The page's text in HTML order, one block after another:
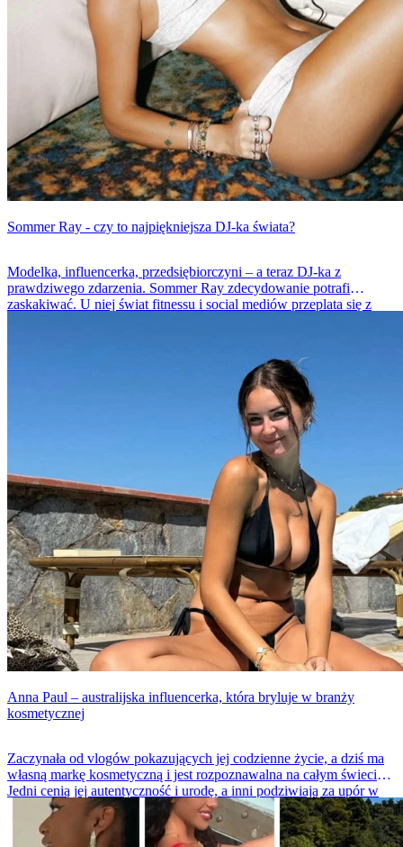
Sommer Ray - czy to najpiękniejsza DJ-ka świata?
Modelka, influencerka, przedsiębiorczyni – a teraz DJ-ka z
prawdziwego zdarzenia. Sommer Ray zdecydowanie potrafi
zaskakiwać. U niej świat fitnessu i social mediów przeplata się z
Anna Paul – australijska influencerka, która bryluje w branży
kosmetycznej
Zaczynała od vlogów pokazujących jej codzienne życie, a dziś ma
własną markę kosmetyczną i jest rozpoznawalna na całym świecie.
Jedni cenią jej autentyczność i urodę, a inni podziwiają za upór w
dążeniu do celu. Oczywiście, znajdą się również hejterzy, którzy
przyczepiają się do związanych z nią kontrowersji.